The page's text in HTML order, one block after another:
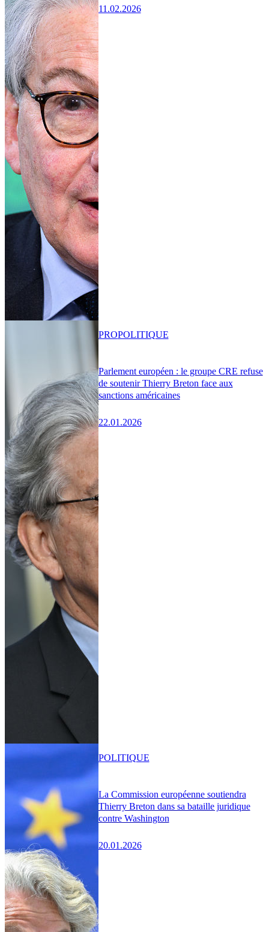
11.02.2026
Parlement européen : le groupe CRE refuse
de soutenir Thierry Breton face aux
sanctions américaines
22.01.2026
PROPOLITIQUE
La Commission européenne soutiendra
Thierry Breton dans sa bataille juridique
contre Washington
20.01.2026
POLITIQUE